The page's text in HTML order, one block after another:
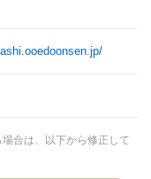
合は、以下から修正して